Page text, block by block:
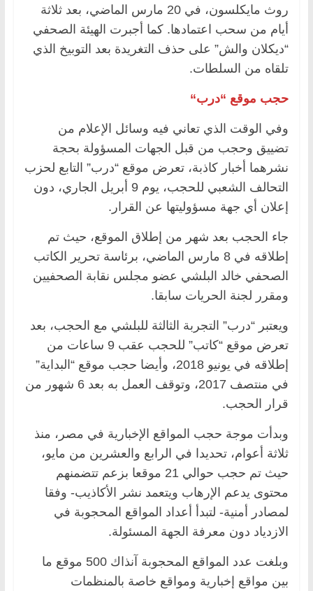
روث مايكلسون، في 20 مارس الماضي، بعد ثلاثة
أيام من سحب اعتمادها. كما أجبرت الهيئة الصحفي
“ديكلان والش” على حذف التغريدة بعد التوبيخ الذي
تلقاه من السلطات.
حجب موقع “درب“
وفي الوقت الذي تعاني فيه وسائل الإعلام من
تضييق وحجب من قبل الجهات المسؤولة بحجة
نشرهما أخبار كاذبة، تعرض موقع “درب” التابع لحزب
التحالف الشعبي للحجب، يوم 9 أبريل الجاري، دون
إعلان أي جهة مسؤوليتها عن القرار.
جاء الحجب بعد شهر من إطلاق الموقع، حيث تم
إطلاقه في 8 مارس الماضي، برئاسة تحرير الكاتب
الصحفي خالد البلشي عضو مجلس نقابة الصحفيين
ومقرر لجنة الحريات سابقا.
ويعتبر “درب” التجربة الثالثة للبلشي مع الحجب، بعد
تعرض موقع “كاتب” للحجب عقب 9 ساعات من
إطلاقه في يونيو 2018، وأيضا حجب موقع “البداية”
في منتصف 2017، وتوقف العمل به بعد 6 شهور من
قرار الحجب.
وبدأت موجة حجب المواقع الإخبارية في مصر، منذ
ثلاثة أعوام، تحديدا في الرابع والعشرين من مايو،
حيث تم حجب حوالي 21 موقعا بزعم تتضمنهم
محتوى يدعم الإرهاب ويتعمد نشر الأكاذيب- وفقا
لمصادر أمنية- لتبدأ أعداد المواقع المحجوبة في
الازدياد دون معرفة الجهة المسئولة.
وبلغت عدد المواقع المحجوبة آنذاك 500 موقع ما
بين مواقع إخبارية ومواقع خاصة بالمنظمات